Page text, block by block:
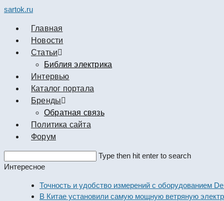
sartok.ru
Главная
Новости
Cтатьи
Библия электрика
Интервью
Каталог портала
Бренды
Обратная связь
Политика сайта
Форум
this
Type then hit enter to search
Интересное
Точность и удобство измерений с оборудованием
В Китае установили самую мощную ветряную